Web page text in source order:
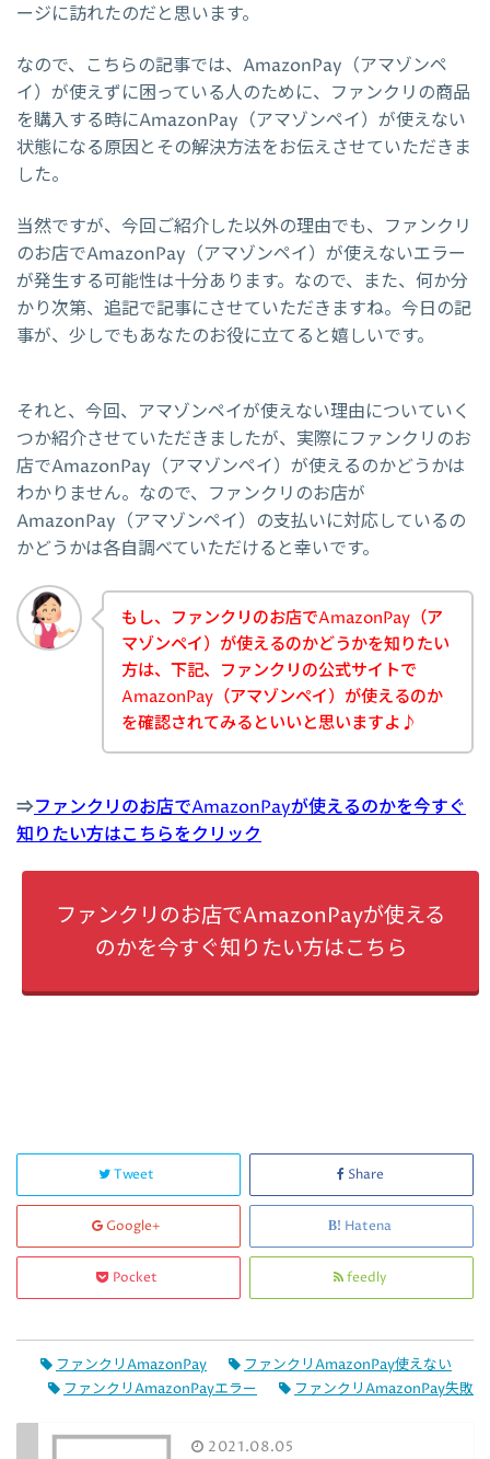
ージに訪れたのだと思います。
なので、こちらの記事では、AmazonPay（アマゾンペ
イ）が使えずに困っている人のために、ファンクリの商品
を購入する時にAmazonPay（アマゾンペイ）が使えない
状態になる原因とその解決方法をお伝えさせていただきま
した。
当然ですが、今回ご紹介した以外の理由でも、ファンクリ
のお店でAmazonPay（アマゾンペイ）が使えないエラー
が発生する可能性は十分あります。なので、また、何か分
かり次第、追記で記事にさせていただきますね。今日の記
事が、少しでもあなたのお役に立てると嬉しいです。
それと、今回、アマゾンペイが使えない理由についていく
つか紹介させていただきましたが、実際にファンクリのお
店でAmazonPay（アマゾンペイ）が使えるのかどうかは
わかりません。なので、ファンクリのお店が
AmazonPay（アマゾンペイ）の支払いに対応しているの
かどうかは各自調べていただけると幸いです。
もし、ファンクリのお店でAmazonPay（ア
マゾンペイ）が使えるのかどうかを知りたい
方は、下記、ファンクリの公式サイトで
AmazonPay（アマゾンペイ）が使えるのか
を確認されてみるといいと思いますよ♪
⇒ファンクリのお店でAmazonPayが使えるのかを今すぐ
知りたい方はこちらをクリック
ファンクリのお店でAmazonPayが使える
のかを今すぐ知りたい方はこちら
Tweet Share
Google+ Hatena
Pocket feedly
ファンクリAmazonPay
ファンクリAmazonPay使えない
ファンクリAmazonPayエラー
ファンクリAmazonPay失敗
2021.08.05